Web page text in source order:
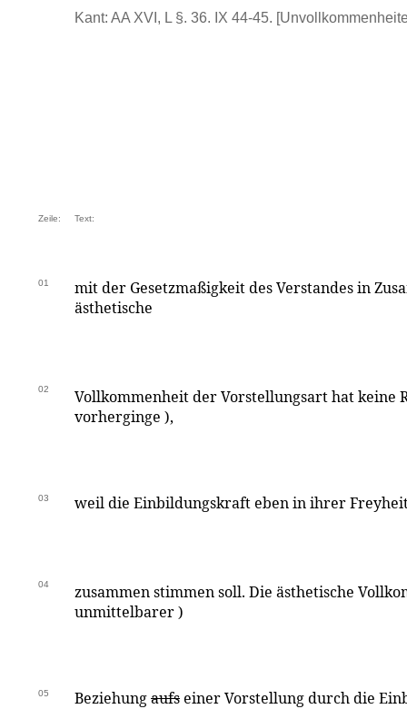
Kant: AA XVI, L §. 36. IX 44-45.
Zeile: Text:
01
mit der Gesetzmaßigkeit des Verstandes in
ästhetische
02
Vollkommenheit der Vorstellungsart hat keine
vorherginge ),
03 weil die Einbildungskraft eben in ihrer
04
zusammen stimmen soll. Die ästhetische
unmittelbarer )
05 Beziehungaufseiner Vorstellung durch die